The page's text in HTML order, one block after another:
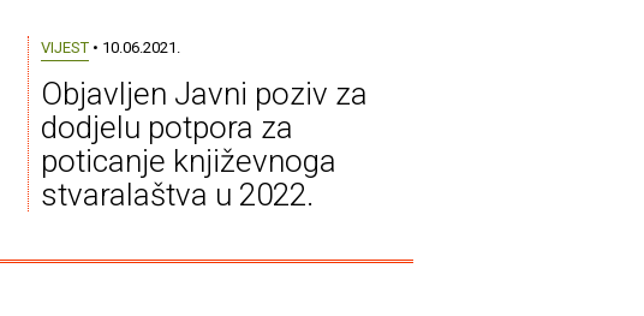
VIJEST• 10.06.2021.
Objavljen Javni poziv za
dodjelu potpora za
poticanje književnoga
stvaralaštva u 2022.